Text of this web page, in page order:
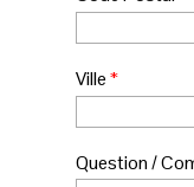
Ville*
Question /